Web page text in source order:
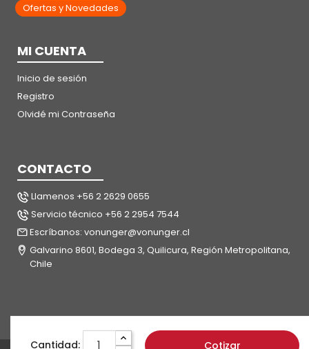
Cantidad: Cotizar
Ofertas y Novedades
MI CUENTA
Inicio de sesión
Registro
Olvidé mi Contraseña
CONTACTO
Llamenos +56 2 2629 0655
Servicio técnico +56 2 2954 7544
Escríbanos: vonunger@vonunger.cl
Galvarino 8601, Bodega 3, Quilicura, Región Metropolitana,
Chile